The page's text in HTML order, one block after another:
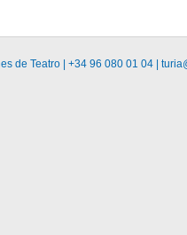
de Teatro | +34 96 080 01 04 |